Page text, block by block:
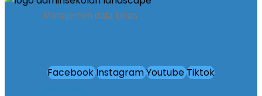
Manajemen data kelas
FacebookInstagramYoutubeTiktok